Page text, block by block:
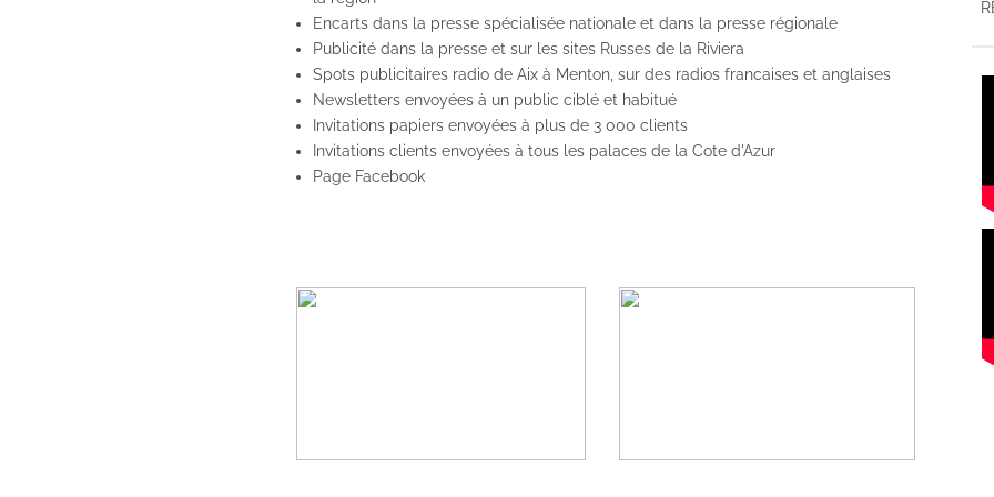
Encarts dans la presse spécialisée nationale et dans la presse régionale
Publicité dans la presse et sur les sites Russes de la Riviera
Spots publicitaires radio de Aix à Menton, sur des radios francaises et anglaises
Newsletters envoyées à un public ciblé et habitué
Invitations papiers envoyées à plus de 3 000 clients
Invitations clients envoyées à tous les palaces de la Cote d'Azur
Page Facebook